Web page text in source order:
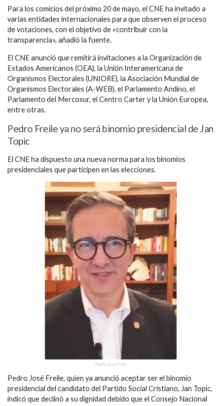
Para los comicios del próximo 20 de mayo, el CNE ha invitado a
varias entidades internacionales para que observen el proceso
de votaciones, con el objetivo de «contribuir con la
transparencia», añadió la fuente.
El CNE anunció que remitirá invitaciones a la Organización de
Estados Americanos (OEA), la Unión Interamericana de
Organismos Electorales (UNIORE), la Asociación Mundial de
Organismos Electorales (A-WEB), el Parlamento Andino, el
Parlamento del Mercosur, el Centro Carter y la Unión Europea,
entre otras.
Pedro Freile ya no será binomio presidencial de Jan
Topic
El CNE ha dispuesto una nueva norma para los binomios
presidenciales que participen en las elecciones.
Pedro José Freile
Pedro José Freile, quien ya anunció aceptar ser el binomio
presidencial del candidato del Partido Social Cristiano, Jan Topic,
indicó que declinó a su dignidad debido que el Consejo Nacional